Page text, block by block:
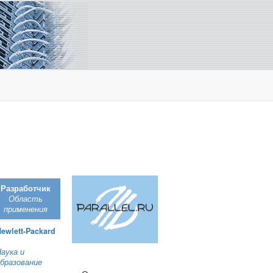
Разработчик
Область
применения
и